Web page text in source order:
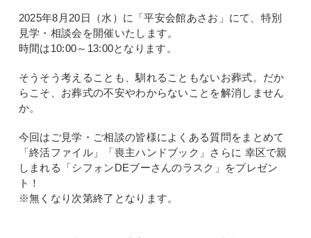
2025年8月20日（水）に「平安会館あさお」にて、特別
見学・相談会を開催いたします。
時間は10:00～13:00となります。
そうそう考えることも、馴れることもないお葬式。だか
らこそ、お葬式の不安やわからないことを解消しません
か。
今回はご見学・ご相談の皆様によくある質問をまとめて
「終活ファイル」「喪主ハンドブック」さらに 幸区で親
しまれる「シフォンDEブーさんのラスク」をプレゼン
ト！
※無くなり次第終了となります。